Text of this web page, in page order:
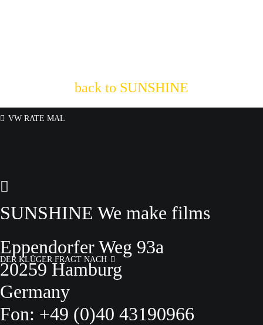
back to SUNSHINE
VW RATE MAL
DER KLÜGER FRAGT NACH
SUNSHINE We make films
Eppendorfer Weg 93a
20259 Hamburg
Germany
Fon: +49 (0)40 43190966